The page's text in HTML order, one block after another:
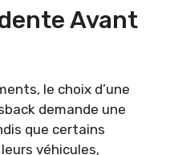
Avant
le choix d’une
demande une
que certains
véhicules,